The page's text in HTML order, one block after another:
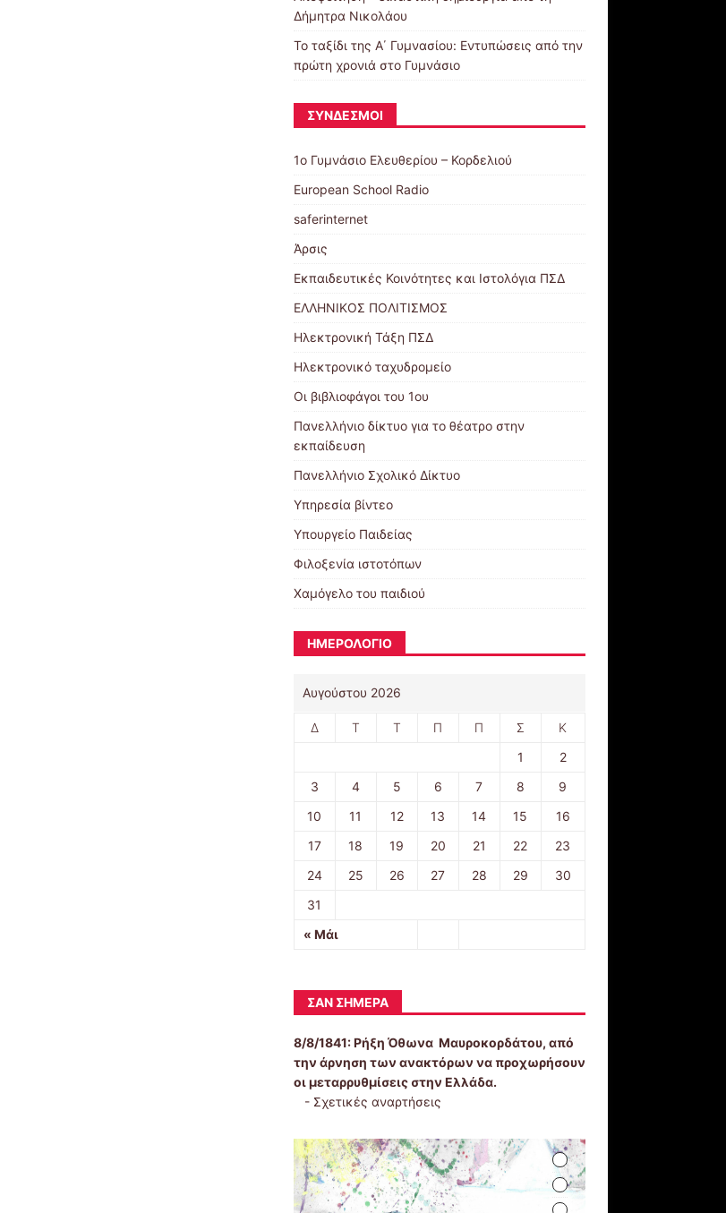
Δήμητρα Νικολάου
Το ταξίδι της Α΄ Γυμνασίου: Εντυπώσεις από την
πρώτη χρονιά στο Γυμνάσιο
ΣΎΝΔΕΣΜΟΙ
1ο Γυμνάσιο Ελευθερίου – Κορδελιού
European School Radio
saferinternet
Άρσις
Εκπαιδευτικές Κοινότητες και Ιστολόγια ΠΣΔ
ΕΛΛΗΝΙΚΟΣ ΠΟΛΙΤΙΣΜΟΣ
Ηλεκτρονική Τάξη ΠΣΔ
Ηλεκτρονικό ταχυδρομείο
Οι βιβλιοφάγοι του 1ου
Πανελλήνιο δίκτυο για το θέατρο στην
εκπαίδευση
Πανελλήνιο Σχολικό Δίκτυο
Υπηρεσία βίντεο
Υπουργείο Παιδείας
Φιλοξενία ιστοτόπων
Χαμόγελο του παιδιού
ΗΜΕΡΟΛΟΓΙΟ
Αυγούστου 2026
Δ Τ Τ Π Π Σ Κ
« Μάι
1
2
3
4 5 6 7 8
9
10
11 12 13 14 15
16
17
18 19 20 21 22
23
24
25 26 27 28 29
30
31
ΣΑΝ ΣΉΜΕΡΑ
8/8/1841:Ρήξη Όθωνα  Μαυροκορδάτου, από
την άρνηση των ανακτόρων να προχωρήσουν
οι μεταρρυθμίσεις στην Ελλάδα.
- Σχετικές αναρτήσεις